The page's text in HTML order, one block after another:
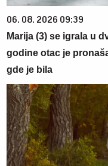
06. 08. 2026 09:39
Marija (3) se igrala u
godine otac je
gde je bila